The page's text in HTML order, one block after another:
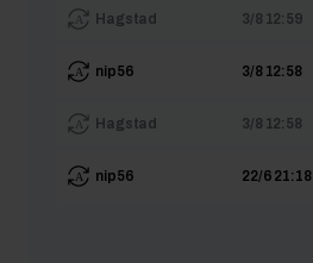
Hagstad 3/8 12:59
nip56 3/8 12:58
Hagstad 3/8 12:58
nip56 22/6 21:18